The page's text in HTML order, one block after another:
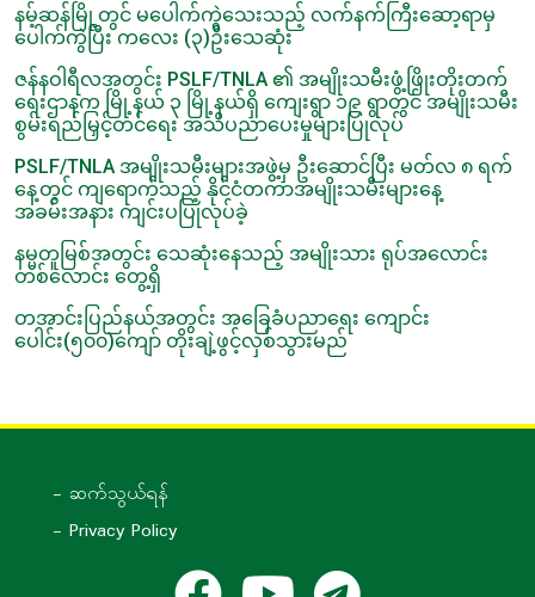
နမ့်ဆန်မြို့တွင် မပေါက်ကွဲသေးသည့် လက်နက်ကြီးဆော့ရာမှ
ပေါက်ကွဲပြီး ကလေး (၃)ဦးသေဆုံး
ဇန်နဝါရီလအတွင်း PSLF/TNLA ၏ အမျိုးသမီးဖွံ့ဖြိုးတိုးတက်
ရေးဌာနက မြို့နယ် ၃ မြို့နယ်ရှိ ကျေးရွာ ၁၉ ရွာတွင် အမျိုးသမီး
စွမ်းရည်မြှင့်တင်ရေး အသိပညာပေးမှုများပြုလုပ်
PSLF/TNLA အမျိုးသမီးများအဖွဲ့မှ ဦးဆောင်ပြီး မတ်လ ၈ ရက်
နေ့တွင် ကျရောက်သည့် နိုင်ငံတကာအမျိုးသမီးများနေ့
အခမ်းအနား ကျင်းပပြုလုပ်ခဲ့
နမ္မတူမြစ်အတွင်း သေဆုံးနေသည့် အမျိုးသား ရုပ်အလောင်း
တစ်လောင်း တွေ့ရှိ
တအာင်းပြည်နယ်အတွင်း အခြေခံပညာရေး ကျောင်း
ပေါင်း(၅၀၀)ကျော် တိုးချဲ့ဖွင့်လှစ်သွားမည်
- ဆက်သွယ်ရန်
- Privacy Policy